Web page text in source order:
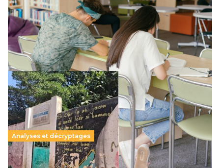
11 juillet 2026-
Le projet de loi sur la régulation de l’enseignement
supérieur privé met en lumière l’amplification d’un système
qui relègue l’acte pédagogique au superfétatoire, voire à…
Lire la suite →
Analyses et décryptages
258 millions d’enfants victimes de la guerre, des